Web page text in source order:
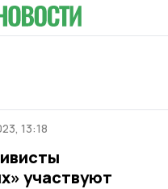
13:18
участвуют